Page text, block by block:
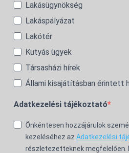
Lakásügynökség
Lakáspályázat
Lakótér
Kutyás ügyek
Társasházi hírek
Állami kisajátításban érintett
Adatkezelési tájékoztató
Önkéntesen hozzájárulok
kezeléséhez az Adatkezelési
részletezetteknek megfelelően.